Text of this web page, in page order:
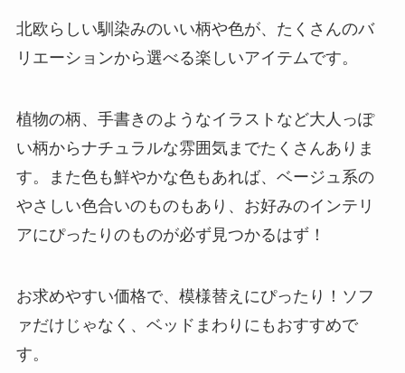
北欧らしい馴染みのいい柄や色が、たくさんのバ
リエーションから選べる楽しいアイテムです。
植物の柄、手書きのようなイラストなど大人っぽ
い柄からナチュラルな雰囲気までたくさんありま
す。また色も鮮やかな色もあれば、ベージュ系の
やさしい色合いのものもあり、お好みのインテリ
アにぴったりのものが必ず見つかるはず！
お求めやすい価格で、模様替えにぴったり！ソフ
ァだけじゃなく、ベッドまわりにもおすすめで
す。